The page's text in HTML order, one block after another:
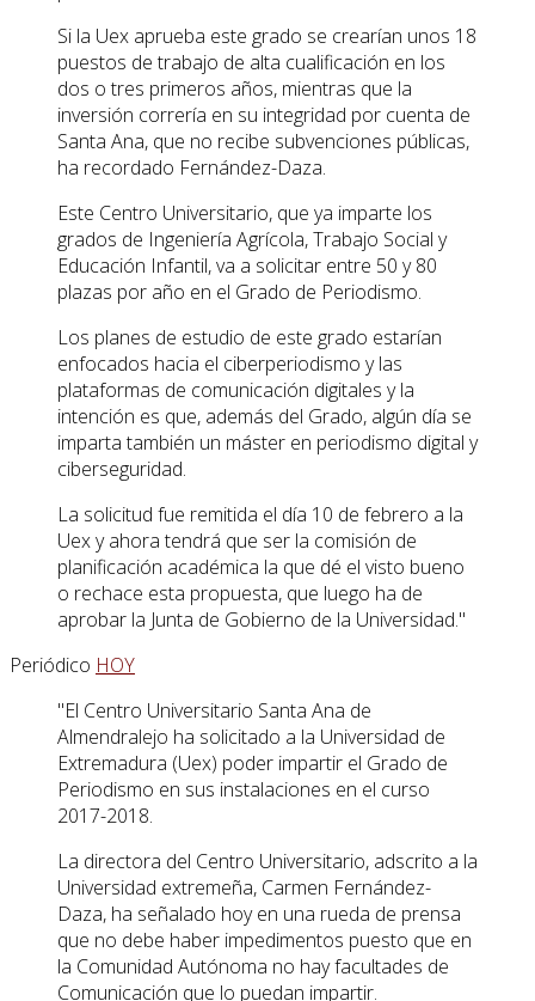
Si la Uex aprueba este grado se crearían unos 18
puestos de trabajo de alta cualificación en los
dos o tres primeros años, mientras que la
inversión correría en su integridad por cuenta de
Santa Ana, que no recibe subvenciones públicas,
ha recordado Fernández-Daza.
Este Centro Universitario, que ya imparte los
grados de Ingeniería Agrícola, Trabajo Social y
Educación Infantil, va a solicitar entre 50 y 80
plazas por año en el Grado de Periodismo.
Los planes de estudio de este grado estarían
enfocados hacia el ciberperiodismo y las
plataformas de comunicación digitales y la
intención es que, además del Grado, algún día se
imparta también un máster en periodismo digital y
ciberseguridad.
La solicitud fue remitida el día 10 de febrero a la
Uex y ahora tendrá que ser la comisión de
planificación académica la que dé el visto bueno
o rechace esta propuesta, que luego ha de
aprobar la Junta de Gobierno de la Universidad."
Periódico HOY
"El Centro Universitario Santa Ana de
Almendralejo ha solicitado a la Universidad de
Extremadura (Uex) poder impartir el Grado de
Periodismo en sus instalaciones en el curso
2017-2018.
La directora del Centro Universitario, adscrito a la
Universidad extremeña, Carmen Fernández-
Daza, ha señalado hoy en una rueda de prensa
que no debe haber impedimentos puesto que en
la Comunidad Autónoma no hay facultades de
Comunicación que lo puedan impartir.